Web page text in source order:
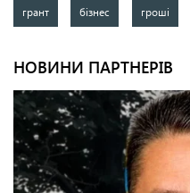
грант бізнес гроші